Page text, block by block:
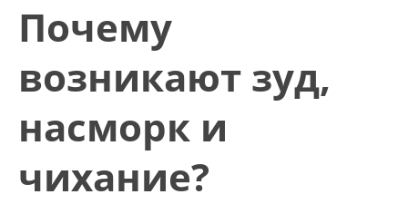
Почему
возникают зуд,
насморк и
чихание?